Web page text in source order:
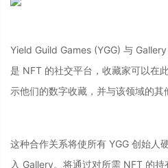
Yield Guild Games (YGG) 与
是 NFT 的社交平台，收藏家可以在
示他们的数字收藏，并与该领域的其
这种合作关系将使所有 YGG 创始人
入 Gallery。将通过对所需 NFT 的